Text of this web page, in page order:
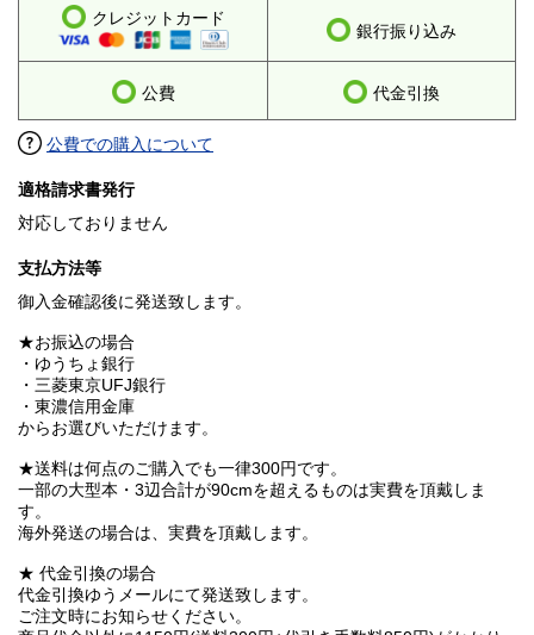
クレジットカード
銀行振り込み
公費 代金引換
公費での購入について
適格請求書発行
対応しておりません
支払方法等
御入金確認後に発送致します。
★お振込の場合
・ゆうちょ銀行
・三菱東京UFJ銀行
・東濃信用金庫
からお選びいただけます。
★送料は何点のご購入でも一律300円です。
一部の大型本・3辺合計が90cmを超えるものは実費を頂戴しま
す。
海外発送の場合は、実費を頂戴します。
★ 代金引換の場合
代金引換ゆうメールにて発送致します。
ご注文時にお知らせください。